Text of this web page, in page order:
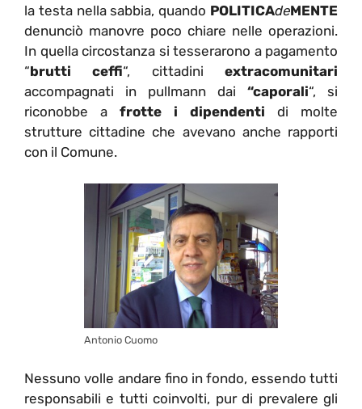
la testa nella sabbia, quando POLITICAdeMENTE
denunciò manovre poco chiare nelle operazioni.
In quella circostanza si tesserarono a pagamento
“brutti ceffi“, cittadiniextracomunitari
accompagnati in pullmann dai “caporali“, si
riconobbe a frotte i dipendenti di molte
strutture cittadine che avevano anche rapporti
con il Comune.
Antonio Cuomo
Nessuno volle andare fino in fondo, essendo tutti
responsabili e tutti coinvolti, pur di prevalere gli